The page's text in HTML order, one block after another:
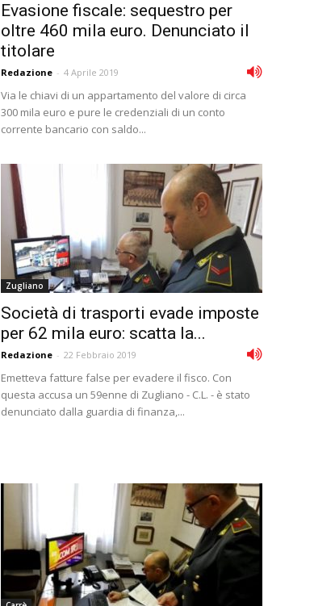
Evasione fiscale: sequestro per
oltre 460 mila euro. Denunciato il
titolare
Redazione - 4 Aprile 2019
Via le chiavi di un appartamento del valore di circa
300 mila euro e pure le credenziali di un conto
corrente bancario con saldo...
Zugliano
Società di trasporti evade imposte
per 62 mila euro: scatta la...
Redazione - 22 Febbraio 2019
Emetteva fatture false per evadere il fisco. Con
questa accusa un 59enne di Zugliano - C.L. - è stato
denunciato dalla guardia di finanza,...